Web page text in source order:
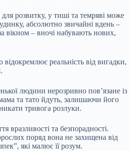
для розвитку, у тиші та темряві може
абсолютно звичайні вдень –
вікном – вночі набувають нових,
реальність від вигадки,
людини нерозривно пов’язане із
та тато йдуть, залишаючи його
тривога розлуки.
вразливості та безпорадності.
поряд вона не захищена від
які малює її розум.